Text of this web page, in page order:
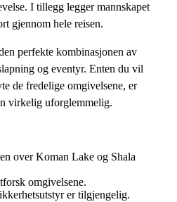
I tillegg legger mannskapet
gjennom hele reisen.
perfekte kombinasjonen av
og eventyr. Enten du vil
de fredelige omgivelsene, er
virkelig uforglemmelig.
over Koman Lake og Shala
omgivelsene.
er tilgjengelig.